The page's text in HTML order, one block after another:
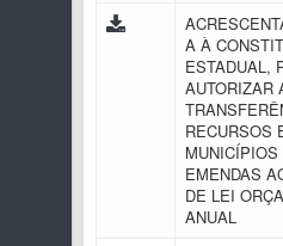
A À
ESTADUAL,
AUTORIZAR
RECURSOS
EMENDAS
DE LEI
ANUAL